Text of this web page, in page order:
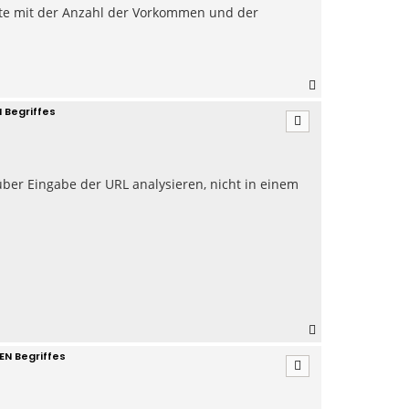
mit der Anzahl der Vorkommen und der
Begriffes
Eingabe der URL analysieren, nicht in einem
Begriffes